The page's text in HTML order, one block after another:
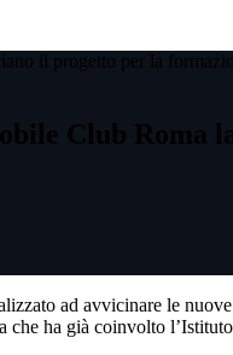
il progetto per la
Club Roma
ad avvicinare le
ha già coinvolto